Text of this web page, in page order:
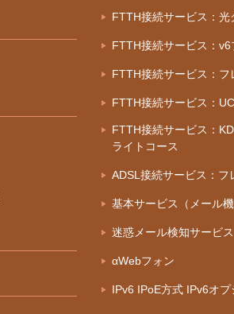
FTTH接続サービス：光
FTTH接続サービス：v6
FTTH接続サービス：フ
FTTH接続サービス：
FTTH接続サービス：
ライトコース
ADSL接続サービス：フ
基本サービス（メール
迷惑メール検知サービス
αWebフォン
IPv6 IPoE方式 IPv6オプ